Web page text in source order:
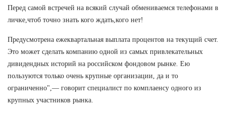
Перед самой встречей на всякий случай обмениваемся телефонами в
личке,чтоб точно знать кого ждать,кого нет!
Предусмотрена ежеквартальная выплата процентов на текущий счет.
Это может сделать компанию одной из самых привлекательных
дивидендных историй на российском фондовом рынке. Ею
пользуются только очень крупные организации, да и то
ограниченно",— говорит специалист по комплаенсу одного из
крупных участников рынка.